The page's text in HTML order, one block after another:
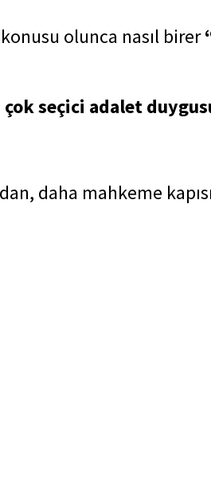
olunca nasıl birer
çok seçici adalet
daha mahkeme